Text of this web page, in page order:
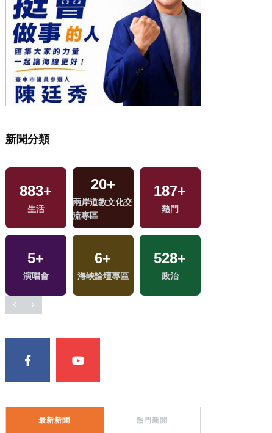
新聞分類
883+
生活
20+
兩岸道教文化交
流專區
187+
熱門
5+
演唱會
6+
海峽論壇專區
528+
政治
最新新聞 熱門新聞